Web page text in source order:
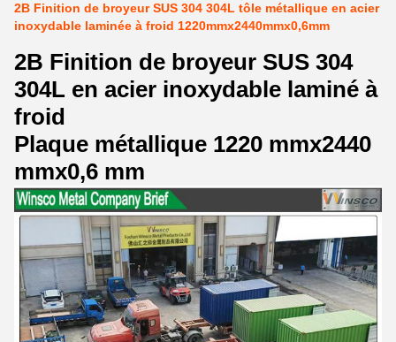
2B Finition de broyeur SUS 304 304L tôle métallique en acier
inoxydable laminée à froid 1220mmx2440mmx0,6mm
2B Finition de broyeur SUS 304
304L en acier inoxydable laminé à
froid
Plaque métallique 1220 mmx2440
mmx0,6 mm